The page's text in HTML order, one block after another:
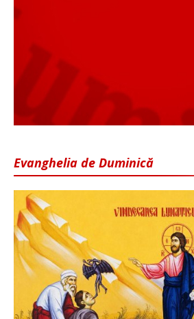
Evanghelia de Duminică